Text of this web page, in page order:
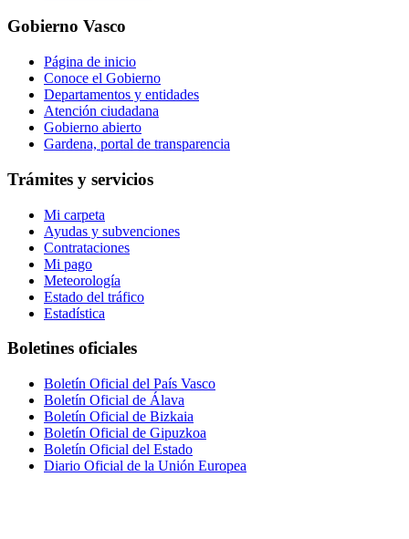
Gobierno Vasco
Página de inicio
Conoce el Gobierno
Departamentos y entidades
Atención ciudadana
Gobierno abierto
Gardena, portal de transparencia
Trámites y servicios
Mi carpeta
Ayudas y subvenciones
Contrataciones
Mi pago
Meteorología
Estado del tráfico
Estadística
Boletines oficiales
Boletín Oficial del País Vasco
Boletín Oficial de Álava
Boletín Oficial de Bizkaia
Boletín Oficial de Gipuzkoa
Boletín Oficial del Estado
Diario Oficial de la Unión Europea